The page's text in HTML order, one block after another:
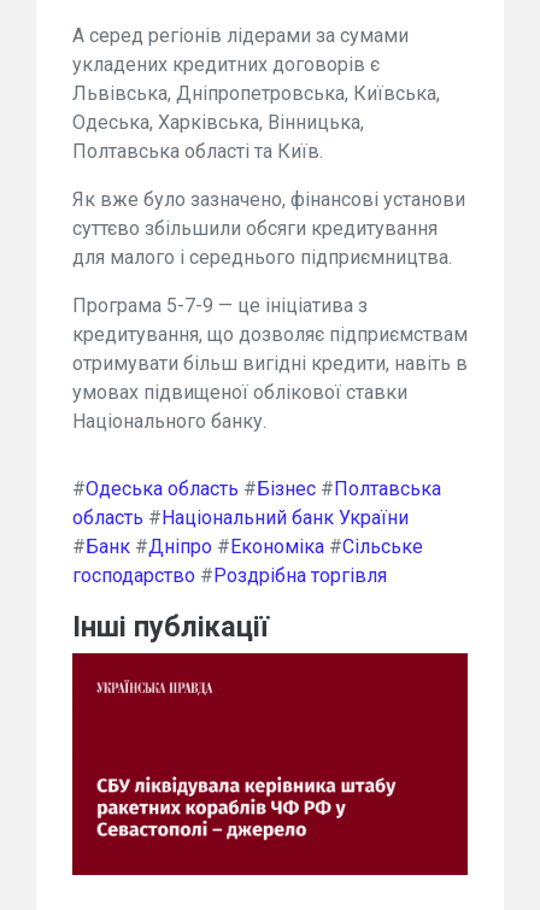
А серед регіонів лідерами за сумами
укладених кредитних договорів є
Львівська, Дніпропетровська, Київська,
Одеська, Харківська, Вінницька,
Полтавська області та Київ.
Як вже було зазначено, фінансові установи
суттєво збільшили обсяги кредитування
для малого і середнього підприємництва.
Програма 5-7-9 — це ініціатива з
кредитування, що дозволяє підприємствам
отримувати більш вигідні кредити, навіть в
умовах підвищеної облікової ставки
Національного банку.
#Одеська область #Бізнес #Полтавська
область #Національний банк України
#Банк #Дніпро #Економіка #Сільське
господарство #Роздрібна торгівля
Інші публікації